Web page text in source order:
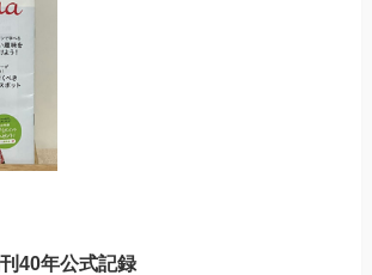
40年公式記録